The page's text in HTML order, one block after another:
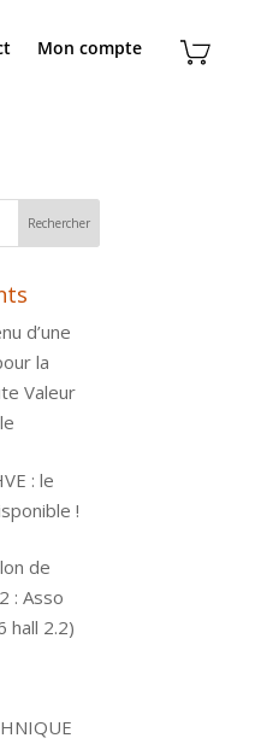
Mon compte
d’une
la
Valeur
: le
!
de
: Asso
hall 2.2)